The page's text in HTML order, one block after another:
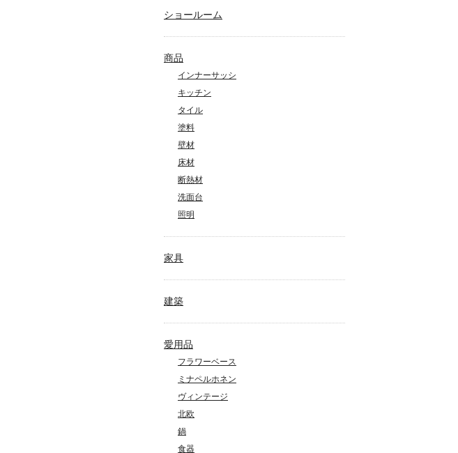
ショールーム
商品
インナーサッシ
キッチン
タイル
塗料
壁材
床材
断熱材
洗面台
照明
家具
建築
愛用品
フラワーベース
ミナペルホネン
ヴィンテージ
北欧
鍋
食器